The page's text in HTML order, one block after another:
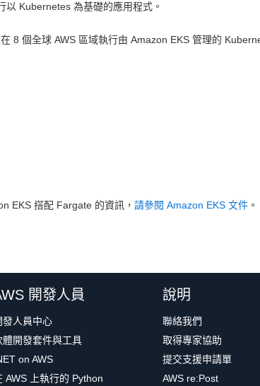
以 Kubernetes 為基礎的應用程式。
8 個全球 AWS 區域執行由 Amazon EKS 管理的
EKS 搭配 Fargate 的資訊， 請參閱 Amazon EKS 文件 。
開發人員
發人員中心
體開發套件與工具
on AWS
AWS 上執行的 Python
說明
聯絡我們
取得專家協助
提交支援申請單
AWS re:Post